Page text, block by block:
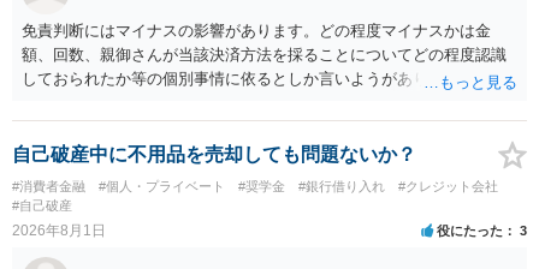
免責判断にはマイナスの影響があります。どの程度マイナスかは金
額、回数、親御さんが当該決済方法を採ることについてどの程度認識
しておられたか等の個別事情に依るとしか言いようがありません。 と
なって相談し、善後策を考えることをお勧めします。
自己破産中に不用品を売却しても問題ないか？
#消費者金融 #個人・プライベート #奨学金 #銀行借り入れ
#クレジット会社
#自己破産
2026年8月1日 役にたった 3